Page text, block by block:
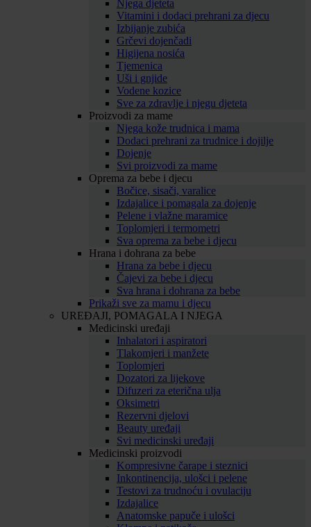
Njega djeteta
Vitamini i dodaci prehrani za djecu
Izbijanje zubića
Grčevi dojenčadi
Higijena nosića
Tjemenica
Uši i gnjide
Vodene kozice
Sve za zdravlje i njegu djeteta
Proizvodi za mame
Njega kože trudnica i mama
Dodaci prehrani za trudnice i dojilje
Dojenje
Svi proizvodi za mame
Oprema za bebe i djecu
Bočice, sisači, varalice
Izdajalice i pomagala za dojenje
Pelene i vlažne maramice
Toplomjeri i termometri
Sva oprema za bebe i djecu
Hrana i dohrana za bebe
Hrana za bebe i djecu
Čajevi za bebe i djecu
Sva hrana i dohrana za bebe
Prikaži sve za mamu i djecu
UREĐAJI, POMAGALA I NJEGA
Medicinski uređaji
Inhalatori i aspiratori
Tlakomjeri i manžete
Toplomjeri
Dozatori za lijekove
Difuzeri za eterična ulja
Oksimetri
Rezervni djelovi
Beauty uređaji
Svi medicinski uređaji
Medicinski proizvodi
Kompresivne čarape i steznici
Inkontinencija, ulošci i pelene
Testovi za trudnoću i ovulaciju
Izdajalice
Anatomske papuče i ulošci